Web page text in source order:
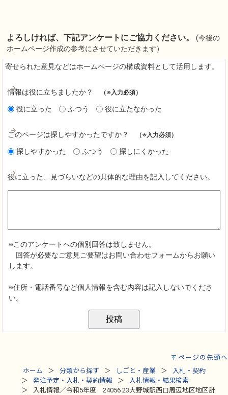
ページの先頭へ
ホーム
分類から探す しごと・産業
入札・契約
発注予定・入札・契約情報
入札情報・結果検索
入札情報／令和5年度 24056 23大野城駅西口周辺地区地区計